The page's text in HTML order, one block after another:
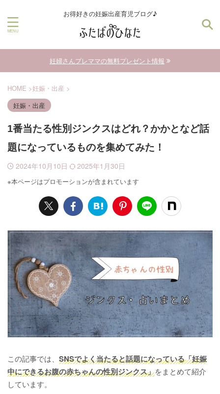
お得好きの妊娠出産育児ブログ♪
妊婦さんプレママの無料プレゼント情報
HOME >妊娠・出産 >
妊娠・出産
1番当たる性別ジンクスはどれ？かかとなど話
題になっているものを集めてみた！
2024年10月10日 2025年1月30日
※本ページはプロモーションが含まれています
この記事では、 SNSでよく当たると話題になっている「妊娠
中にできるお腹の赤ちゃんの性別ジンクス」をまとめて紹介
しています。